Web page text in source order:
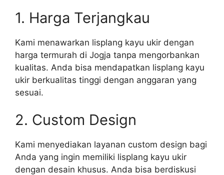
1. Harga Terjangkau
Kami menawarkan lisplang kayu ukir dengan
harga termurah di Jogja tanpa mengorbankan
kualitas. Anda bisa mendapatkan lisplang kayu
ukir berkualitas tinggi dengan anggaran yang
sesuai.
2. Custom Design
Kami menyediakan layanan custom design bagi
Anda yang ingin memiliki lisplang kayu ukir
dengan desain khusus. Anda bisa berdiskusi